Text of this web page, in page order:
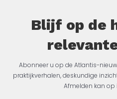
Blijf op de
Abonneer u op de Atlantis-
praktijkverhalen, deskundige
Afmelden kan op